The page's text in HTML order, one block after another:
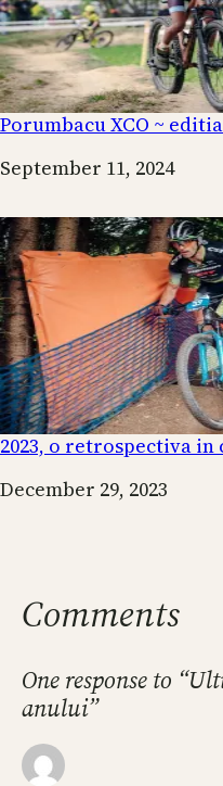
Porumbacu XCO ~ editia
Date
September 11, 2024
2023, o retrospectiva
Date
December 29, 2023
Comments
One response to
anului”